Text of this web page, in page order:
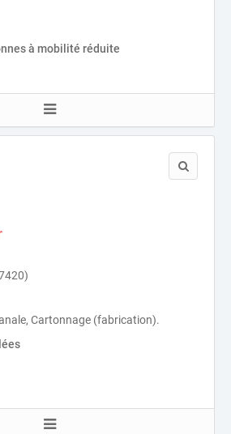
à mobilité réduite
Cartonnage (fabrication).